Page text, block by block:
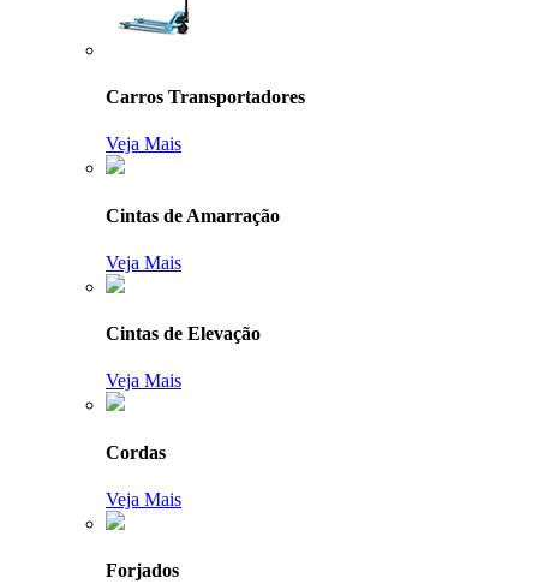
Carros Transportadores
Veja Mais
Cintas de Amarração
Veja Mais
Cintas de Elevação
Veja Mais
Cordas
Veja Mais
Forjados